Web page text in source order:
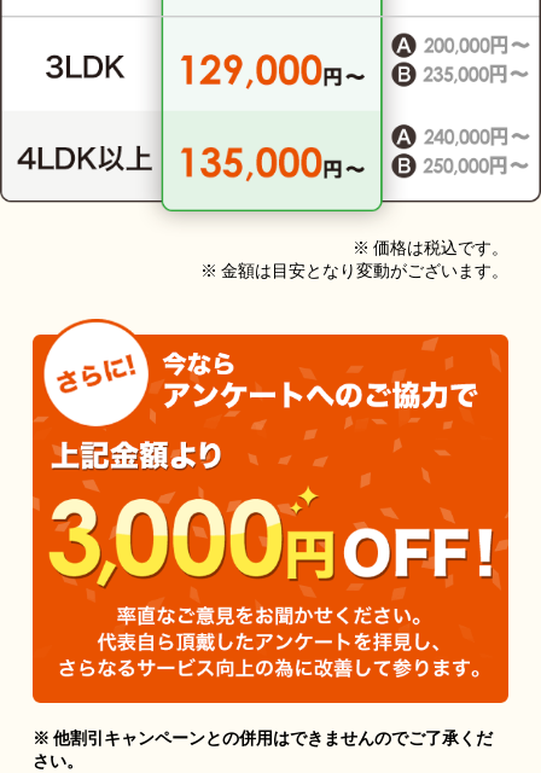
※ 価格は税込です。
※ 金額は目安となり変動がございます。
※ 他割引キャンペーンとの併用はできませんのでご了承くだ
さい。